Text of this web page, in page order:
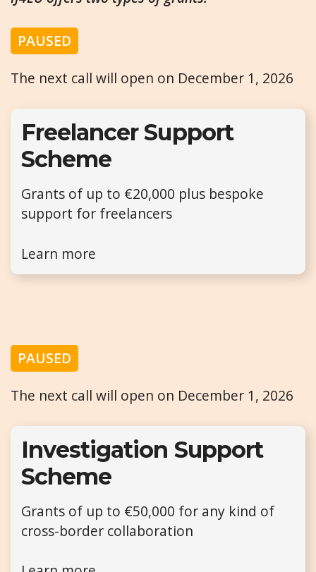
PAUSED
The next call will open on December 1, 2026
Freelancer Support
Scheme
Grants of up to €20,000 plus bespoke
support for freelancers
Learn more
PAUSED
The next call will open on December 1, 2026
Investigation Support
Scheme
Grants of up to €50,000 for any kind of
cross-border collaboration